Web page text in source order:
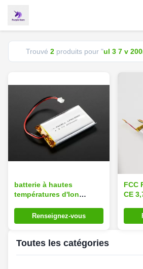
Trouvé 2 produits pour "ul 3 7 v
batterie à hautes
températures d'Ion
Lipo de lithium de 5mm
avec du CE d'UL
Renseignez-vous
FCC
CE
Toutes les catégories